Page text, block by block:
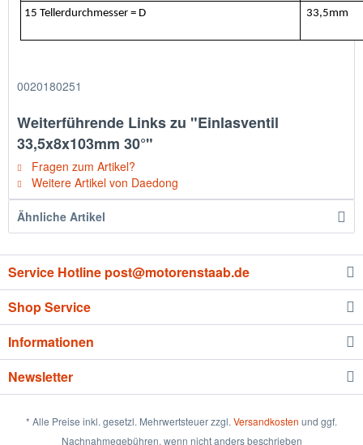
15 Tellerdurchmesser = D 33,5mm
0020180251
Weiterführende Links zu "Einlasventil
33,5x8x103mm 30°"
Fragen zum Artikel?
Weitere Artikel von Daedong
Ähnliche Artikel
Service Hotline post@motorenstaab.de
Shop Service
Informationen
Newsletter
* Alle Preise inkl. gesetzl. Mehrwertsteuer zzgl. Versandkosten und ggf.
Nachnahmegebühren, wenn nicht anders beschrieben